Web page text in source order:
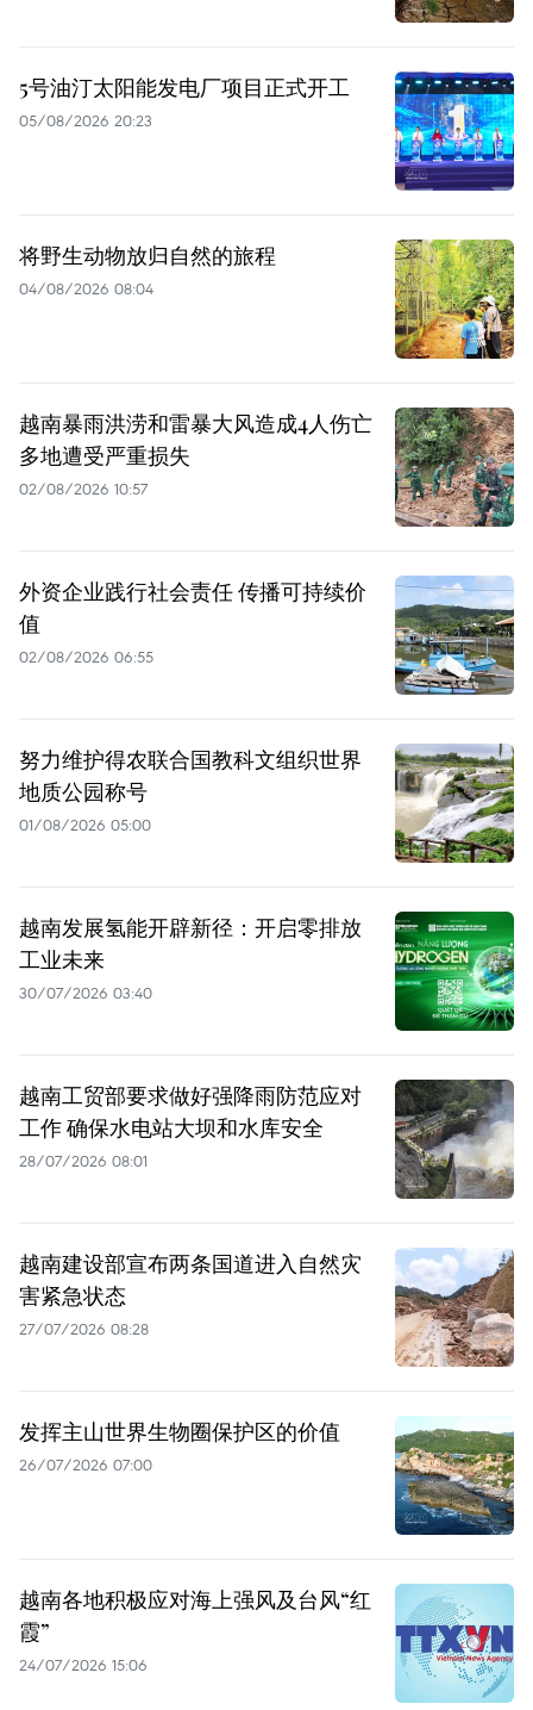
5号油汀太阳能发电厂项目正式开工
05/08/2026 20:23
将野生动物放归自然的旅程
04/08/2026 08:04
越南暴雨洪涝和雷暴大风造成4人伤亡
多地遭受严重损失
02/08/2026 10:57
外资企业践行社会责任 传播可持续价
值
02/08/2026 06:55
努力维护得农联合国教科文组织世界
地质公园称号
01/08/2026 05:00
越南发展氢能开辟新径：开启零排放
工业未来
30/07/2026 03:40
越南工贸部要求做好强降雨防范应对
工作 确保水电站大坝和水库安全
28/07/2026 08:01
越南建设部宣布两条国道进入自然灾
害紧急状态
27/07/2026 08:28
发挥主山世界生物圈保护区的价值
26/07/2026 07:00
越南各地积极应对海上强风及台风“红
霞”
24/07/2026 15:06